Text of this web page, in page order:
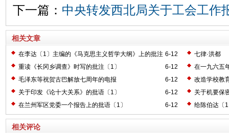
下一篇： 中央转发西北局关于工会工作
相关文章
6-12
在李达〔1〕主编的《马克思主义哲学大纲》上的批注
〔2〕
七律·洪都
6-12
重读《长冈乡调查》时写的批注〔1〕
在一九六五
6-12
毛泽东等祝贺古巴解放七周年的电报
改造学校教
6-12
关于印发《论十大关系》的批语〔1〕
关于机要保
6-12
在兰州军区党委一个报告上的批语〔1〕 给陈伯达〔
相关评论